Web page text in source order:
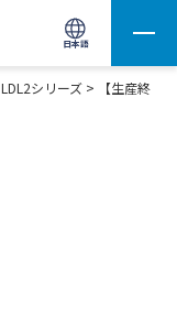
日本語
サイト内検索(Enterで実行)
LDL2シリーズ > 【生産終